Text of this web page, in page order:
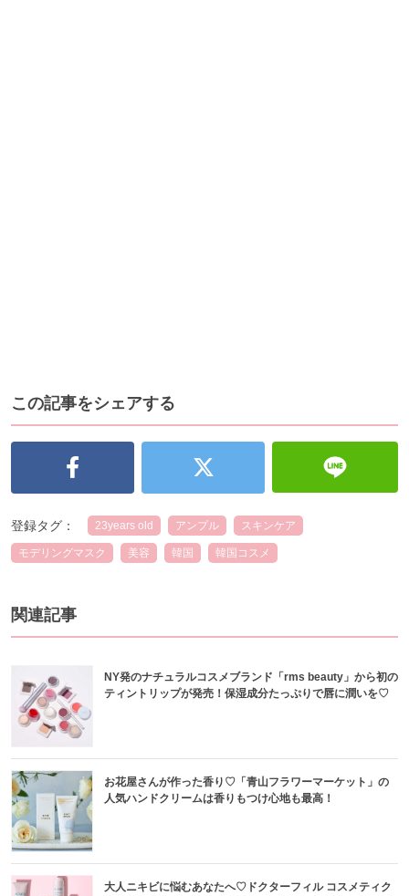
この記事をシェアする
登録タグ： 23years old アンプル スキンケア
モデリングマスク 美容 韓国 韓国コスメ
関連記事
NY発のナチュラルコスメブランド「rms beauty」から初の
ティントリップが発売！保湿成分たっぷりで唇に潤いを♡
お花屋さんが作った香り♡「青山フラワーマーケット」の
人気ハンドクリームは香りもつけ心地も最高！
大人ニキビに悩むあなたへ♡ドクターフィル コスメティク